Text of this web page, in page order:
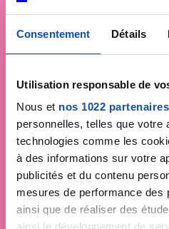
Consentement Détails
Utilisation responsable de
Nous et nos 1022 partenaires
personnelles, telles que votre
technologies comme les
à des informations sur votre
publicités et du contenu
mesures de performance des
ainsi que de réaliser des
ainsi le développement de